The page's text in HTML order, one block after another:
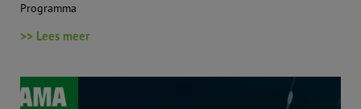
Programma
>> Lees meer